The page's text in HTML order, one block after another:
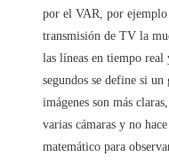
por el VAR, por
transmisión de TV la
las líneas en tiempo real
segundos se define si
imágenes son más
varias cámaras y no
matemático para